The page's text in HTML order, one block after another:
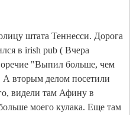
штата Теннесси. Дорога
в irish pub ( Вчера
"Выпил больше, чем
А вторым делом посетили
видели там Афину в
моего кулака. Еще там